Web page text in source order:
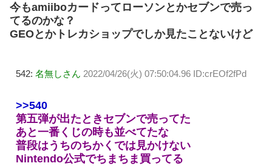
今もamiiboカードってローソンとかセブンで売っ
てるのかな？
GEOとかトレカショップでしか見たことないけど
542: 名無しさん 2022/04/26(火) 07:50:04.96 ID:crEOf2fPd
>>540
第五弾が出たときセブンで売ってた
あと一番くじの時も並べてたな
普段はうちのちかくでは見かけない
Nintendo公式でちまちま買ってる